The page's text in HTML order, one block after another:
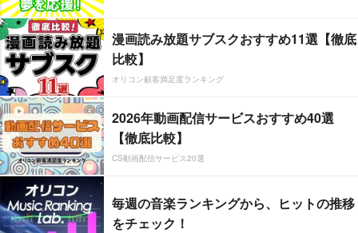
漫画読み放題サブスクおすすめ11選【徹底
比較】
オリコン顧客満足度ランキング
2026年動画配信サービスおすすめ40選
【徹底比較】
CS動画配信サービス20選
毎週の音楽ランキングから、ヒットの推移
をチェック！